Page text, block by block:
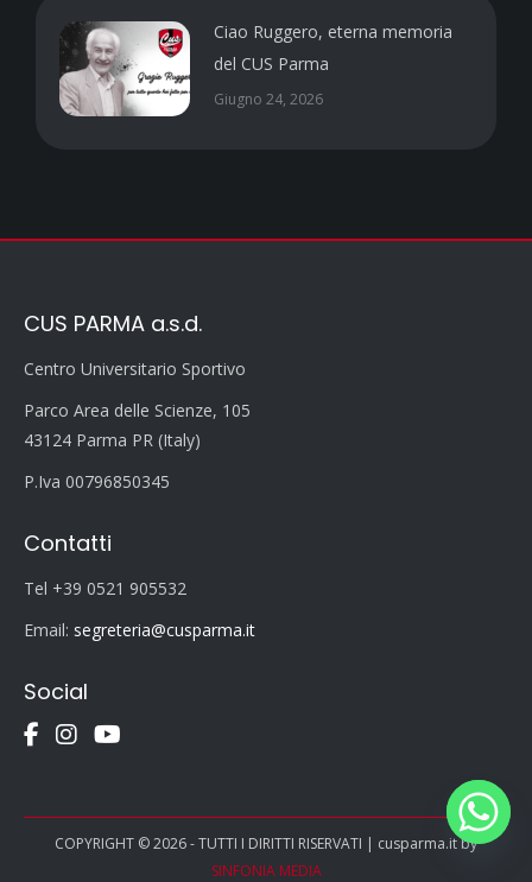
Ciao Ruggero, eterna memoria
del CUS Parma
Giugno 24, 2026
CUS PARMA a.s.d.
Centro Universitario Sportivo
Parco Area delle Scienze, 105
43124 Parma PR (Italy)
P.Iva 00796850345
Contatti
Tel +39 0521 905532
Email: segreteria@cusparma.it
Social
COPYRIGHT © 2026 - TUTTI I DIRITTI RISERVATI | cusparma.it by
SINFONIA MEDIA